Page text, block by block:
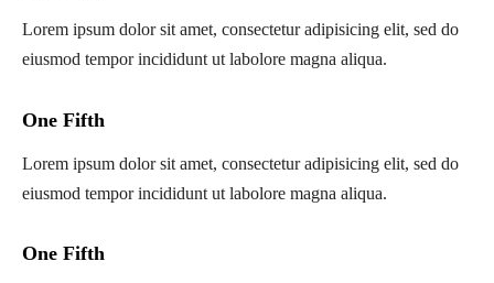
Lorem ipsum dolor sit amet, consectetur adipisicing elit, sed do
eiusmod tempor incididunt ut labolore magna aliqua.
One Fifth
Lorem ipsum dolor sit amet, consectetur adipisicing elit, sed do
eiusmod tempor incididunt ut labolore magna aliqua.
One Fifth